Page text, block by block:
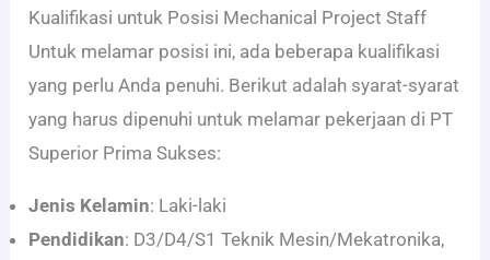
Kualifikasi untuk Posisi Mechanical Project Staff
Untuk melamar posisi ini, ada beberapa kualifikasi
yang perlu Anda penuhi. Berikut adalah syarat-syarat
yang harus dipenuhi untuk melamar pekerjaan di PT
Superior Prima Sukses:
Jenis Kelamin: Laki-laki
Pendidikan: D3/D4/S1 Teknik Mesin/Mekatronika,